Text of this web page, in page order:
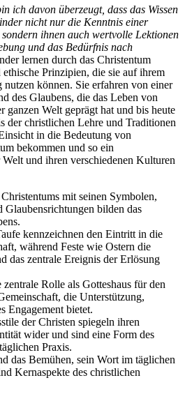
ich davon überzeugt, dass das Wissen
nicht nur die Kenntnis einer
ihnen auch wertvolle Lektionen
und das Bedürfnis nach
lernen durch das Christentum
Prinzipien, die sie auf ihrem
können. Sie erfahren von einer
des Glaubens, die das Leben von
ganzen Welt geprägt hat und bis heute
der christlichen Lehre und Traditionen
in die Bedeutung von
bekommen und so ein
und ihren verschiedenen Kulturen
mit seinen Symbolen,
Glaubensrichtungen bilden das
kennzeichnen den Eintritt in die
während Feste wie Ostern die
das zentrale Ereignis der Erlösung
Rolle als Gotteshaus für den
die Unterstützung,
Engagement bietet.
der Christen spiegeln ihren
wider und sind eine Form des
Praxis.
das Bemühen, sein Wort im täglichen
Kernaspekte des christlichen